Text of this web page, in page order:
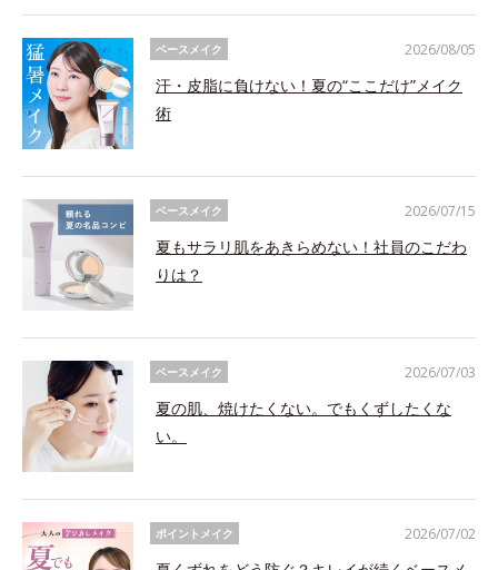
ベースメイク
汗・皮脂に負けない！夏の“ここだけ”メイク
術
2026/08/05
ベースメイク
夏もサラリ肌をあきらめない！社員のこだわ
りは？
2026/07/15
ベースメイク
夏の肌、焼けたくない。でもくずしたくな
い。
2026/07/03
ポイントメイク 2026/07/02